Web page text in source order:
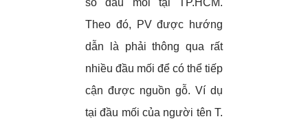
Theo đó, PV được hướng
dẫn là phải thông qua rất
nhiều đầu mối để có thể tiếp
cận được nguồn gỗ. Ví dụ
tại đầu mối của người tên T.